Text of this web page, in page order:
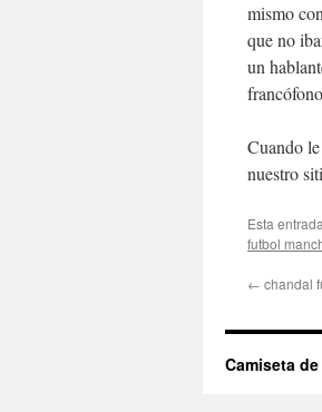
mismo
que no
un
Cuando
nuestro
Esta
futbol
← chandal
Camiseta